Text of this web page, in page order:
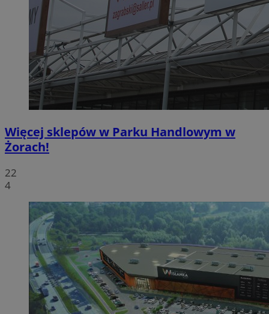
Więcej sklepów w Parku Handlowym w
Żorach!
22
4